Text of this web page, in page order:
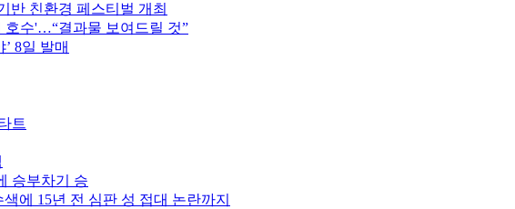
반 친환경 페스티벌 개최
호수'…“결과물 보여드릴 것”
8일 발매
트
승부차기 승
에 15년 전 심판 성 접대 논란까지